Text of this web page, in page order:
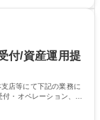
総
ゼネラリストを目
管理など）の経験
付/資産運用提
店等にて下記の業務に
・オペレーション、お